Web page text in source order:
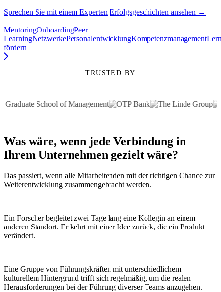
Sprechen Sie mit einem Experten Erfolgsgeschichten ansehen →
MentoringOnboardingPeer
LearningNetzwerkePersonalentwicklungKompetenzmanagement
fördern
TRUSTED BY
Was wäre, wenn jede Verbindung in
Ihrem Unternehmen gezielt wäre?
Das passiert, wenn alle Mitarbeitenden mit der richtigen Chance zur
Weiterentwicklung zusammengebracht werden.
Ein Forscher begleitet zwei Tage lang eine Kollegin an einem
anderen Standort. Er kehrt mit einer Idee zurück, die ein Produkt
verändert.
Eine Gruppe von Führungskräften mit unterschiedlichem
kulturellem Hintergrund trifft sich regelmäßig, um die realen
Herausforderungen bei der Führung diverser Teams anzugehen.